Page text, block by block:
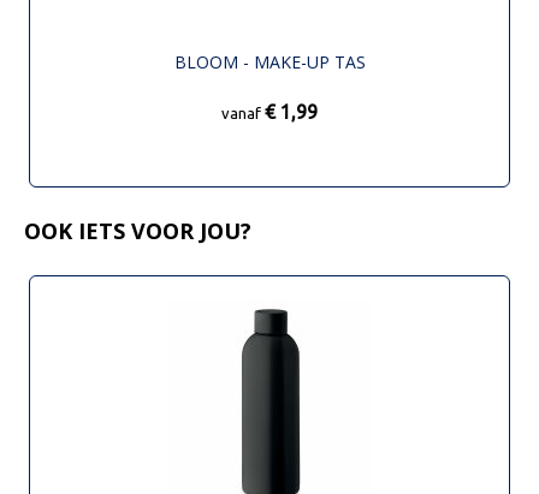
BLOOM - MAKE-UP TAS
vanaf € 1,99
OOK IETS VOOR JOU?